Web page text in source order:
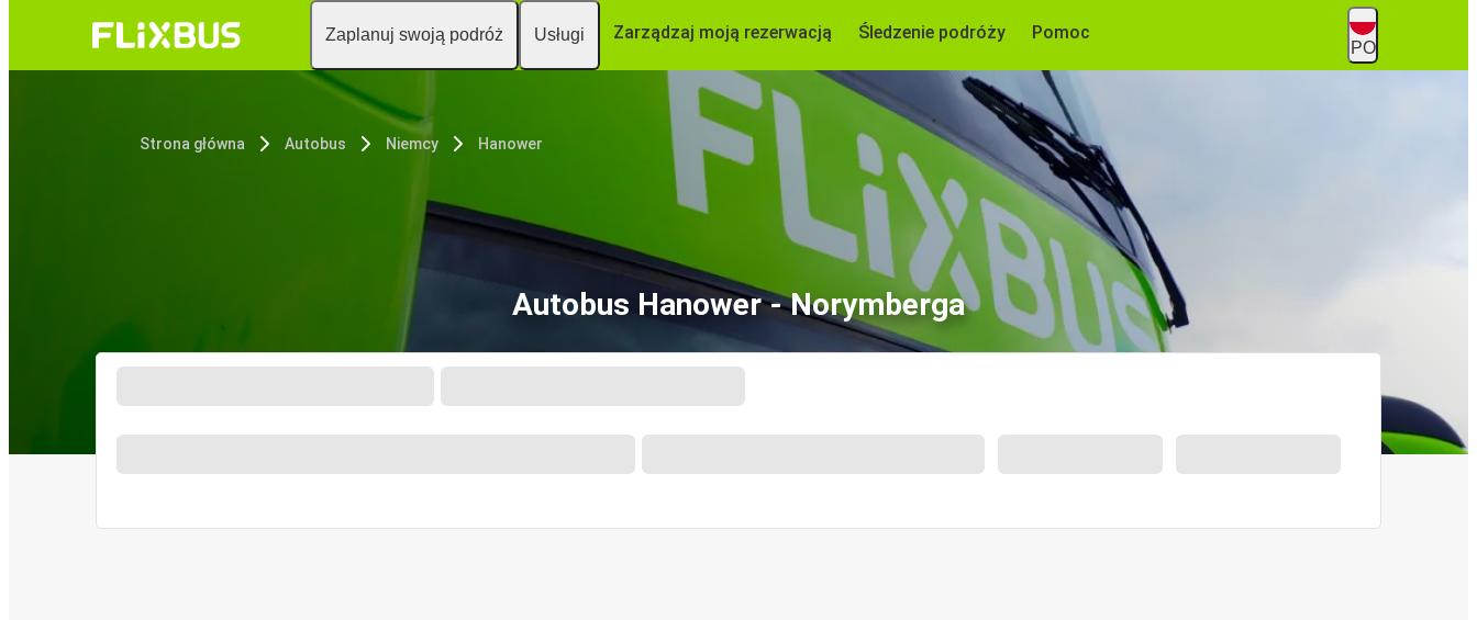
Zaplanuj swoją podróż Usługi Zarządzaj moją rezerwacją Śledzenie podróży Pomoc
PO
Strona główna Autobus Niemcy Hanower
Autobus Hanower - Norymberga